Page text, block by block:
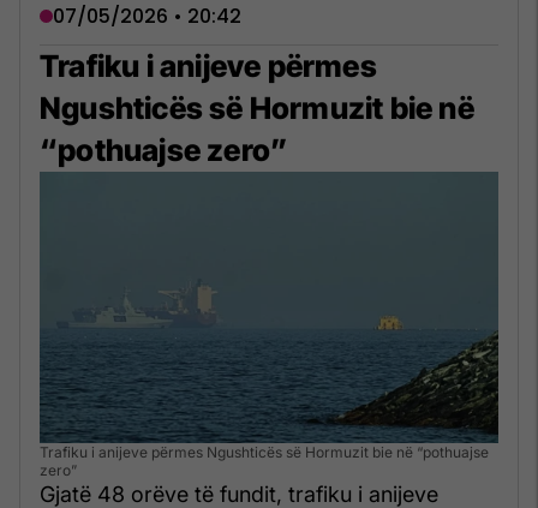
07/05/2026 • 20:42
Trafiku i anijeve përmes
Ngushticës së Hormuzit bie në
“pothuajse zero”
Trafiku i anijeve përmes Ngushticës së Hormuzit bie në “pothuajse
zero”
Gjatë 48 orëve të fundit, trafiku i anijeve